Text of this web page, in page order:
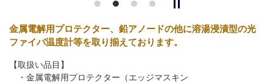
金属電解用プロテクター、鉛アノードの他に溶湯浸漬型の光
ファイバ温度計等を取り揃えております。
【取扱い品目】
・金属電解用プロテクター（エッジマスキン